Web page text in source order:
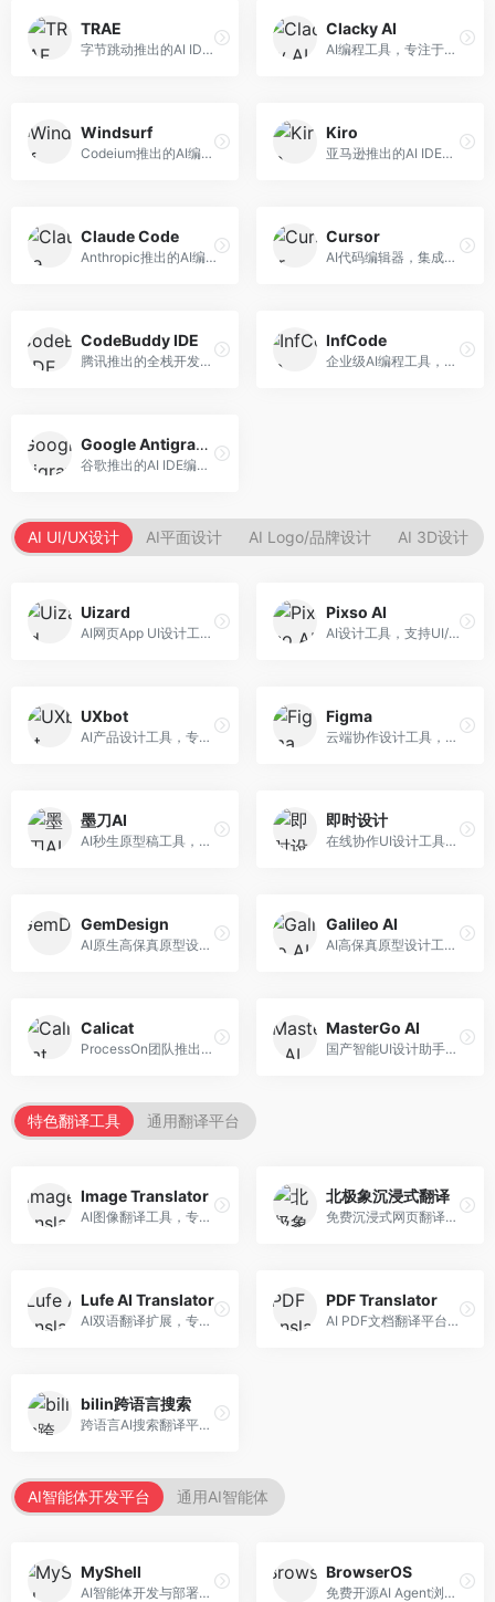
TRAE
字节跳动推出的AI IDE编程工具，深度集成大模型能力。面向开发者，提供智能代码补全、代码解释、重构优化等服务，编程效率显著提升。
Clacky AI
AI编程工具，专注于代码智能生成与优化。面向开发者，提供代码生成、代码重构、错误修复等服务，编程效率高。
Windsurf
Codeium推出的AI编程工具，专注于代码智能辅助。面向开发者，提供代码补全、代码生成、代码解释等服务，多语言支持完善。
Kiro
亚马逊推出的AI IDE，深度整合AWS云服务。面向AWS开发者，提供代码生成、云服务集成、部署自动化等服务，与AWS生态无缝衔接。
Claude Code
Anthropic推出的AI编程工具，基于Claude模型。面向开发者，提供代码生成、代码审查、调试辅助等服务，代码质量高，推理能力强。
Cursor
AI代码编辑器，集成GPT-4模型，专注于智能编程辅助。面向开发者，提供代码生成、代码解释、错误修复等服务，编程体验流畅，开发效率高。
CodeBuddy IDE
腾讯推出的全栈开发AI IDE，整合腾讯云服务。面向开发者，提供代码生成、调试辅助、部署服务等功能，与腾讯云生态深度整合。
InfCode
企业级AI编程工具，专注于团队协作开发。面向企业开发团队，提供代码生成、代码审查、团队协作等服务，企业级功能完善。
Google Antigravity
谷歌推出的AI IDE编程智能体，整合Google Cloud服务。面向谷歌生态开发者，提供智能编程辅助、云服务集成等功能。
AI UI/UX设计 AI平面设计 AI Logo/品牌设计 AI 3D设计
Uizard
AI网页App UI设计工具，专注于快速界面生成。面向产品经理和设计师，提供线框图转UI、界面生成、设计优化等服务，设计速度快。
Pixso AI
AI设计工具，支持UI/UX设计全流程。面向设计师和产品团队，提供界面生成、设计优化、协作评审等服务，国产替代方案，团队协作便捷。
UXbot
AI产品设计工具，专注于用户体验优化。面向UX设计师，提供用户研究、设计建议、可用性测试等服务，UX设计支持完善。
Figma
云端协作设计工具，整合AI设计辅助功能。面向UI/UX设计师和产品团队，提供界面设计、原型制作、团队协作等服务，协作功能强大，是UI设计领域的标杆产品。
墨刀AI
AI秒生原型稿工具，专注于快速原型设计。面向产品经理和设计师，提供原型生成、交互设计、团队协作等服务，原型制作效率高。
即时设计
在线协作UI设计工具，整合AI设计功能。面向设计师和产品团队，提供界面设计、原型制作、设计资源库等服务，国产协作设计平台。
GemDesign
AI原生高保真原型设计工具，专注于智能设计生成。面向设计师，提供界面生成、设计优化、原型制作等服务，设计自动化程度高。
Galileo AI
AI高保真原型设计工具，专注于UI界面生成。面向设计师和产品团队，提供界面生成、交互设计、设计优化等服务，界面质量高。
Calicat
ProcessOn团队推出的产设研协作平台，整合设计与协作功能。面向产品团队，提供设计协作、文档管理、团队沟通等服务，产研协作便捷。
MasterGo AI
国产智能UI设计助手，专注于界面设计自动化。面向UI设计师，提供界面生成、组件设计、设计系统构建等服务，中文用户适配性好。
特色翻译工具 通用翻译平台
Image Translator
AI图像翻译工具，专注于图片文字翻译。面向设计师和电商从业者，提供图片文字识别、翻译、替换等服务，图像翻译效果好。
北极象沉浸式翻译
免费沉浸式网页翻译工具，专注于阅读体验。面向普通用户，提供网页双语翻译、文档翻译等服务，免费使用，翻译质量高。
Lufe AI Translator
AI双语翻译扩展，专注于浏览器翻译场景。面向外语内容阅读者，提供网页双语翻译、划词翻译等服务，浏览器集成便捷。
PDF Translator
AI PDF文档翻译平台，专注于文档本地化。面向商务人士，提供PDF翻译、格式保留、批量处理等服务，文档翻译专业。
bilin跨语言搜索
跨语言AI搜索翻译平台，专注于信息获取。面向研究者和内容创作者，提供跨语言搜索、内容翻译、信息整合等服务，跨语言检索能力强。
AI智能体开发平台 通用AI智能体
MyShell
AI智能体开发与部署平台，专注于语音交互智能体。面向开发者，提供语音智能体创建、部署服务、社区分享等功能，语音交互能力强。
BrowserOS
免费开源AI Agent浏览器，专注于浏览器自动化。面向开发者，提供浏览器控制、任务自动化、API接口等服务，开源免费。